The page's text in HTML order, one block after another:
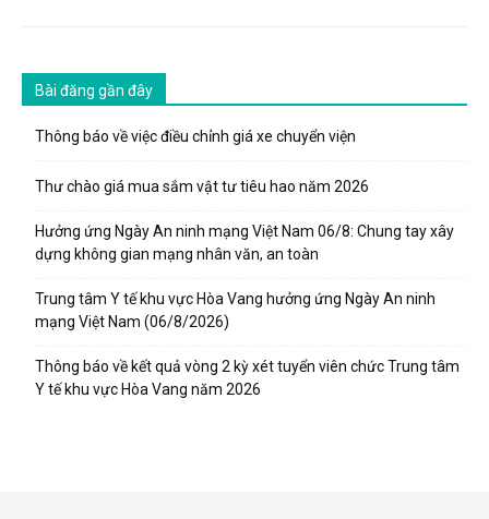
Bài đăng gần đây
Thông báo về việc điều chỉnh giá xe chuyển viện
Thư chào giá mua sắm vật tư tiêu hao năm 2026
Hưởng ứng Ngày An ninh mạng Việt Nam 06/8: Chung tay xây
dựng không gian mạng nhân văn, an toàn
Trung tâm Y tế khu vực Hòa Vang hưởng ứng Ngày An ninh
mạng Việt Nam (06/8/2026)
Thông báo về kết quả vòng 2 kỳ xét tuyển viên chức Trung tâm
Y tế khu vực Hòa Vang năm 2026